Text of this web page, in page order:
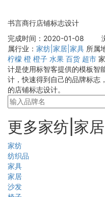
书言商行店铺标志设计
完成时间：2020-01-08
属行业： 家纺|家居|家具 所属
柠檬 橙 橙子 水果 百货 超市
计是使用标智客提供的模板智
计，快速得到自己的品牌标志
的店铺标志设计。
更多家纺|家
家纺
纺织品
家具
家居
沙发